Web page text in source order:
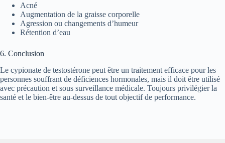
Acné
Augmentation de la graisse corporelle
Agression ou changements d’humeur
Rétention d’eau
6. Conclusion
Le cypionate de testostérone peut être un traitement efficace pour les
personnes souffrant de déficiences hormonales, mais il doit être utilisé
avec précaution et sous surveillance médicale. Toujours privilégier la
santé et le bien-être au-dessus de tout objectif de performance.